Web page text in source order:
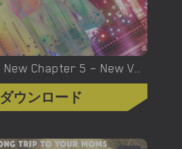
Max’s Life – New Chapter 5 – New Version 0.51 [Kuggazer]
ダウンロード